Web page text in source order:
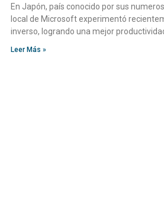
En Japón, país conocido por sus
local de Microsoft experimentó
inverso, logrando una mejor
Leer Más »